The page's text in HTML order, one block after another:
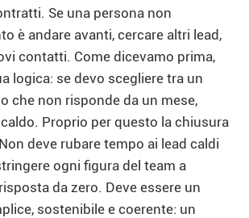
Se una persona non
è andare avanti, cercare altri lead,
contatti. Come dicevamo prima,
logica: se devo scegliere tra un
che non risponde da un mese,
Proprio per questo la chiusura
deve rubare tempo ai lead caldi
ogni figura del team a
da zero. Deve essere un
sostenibile e coerente: un